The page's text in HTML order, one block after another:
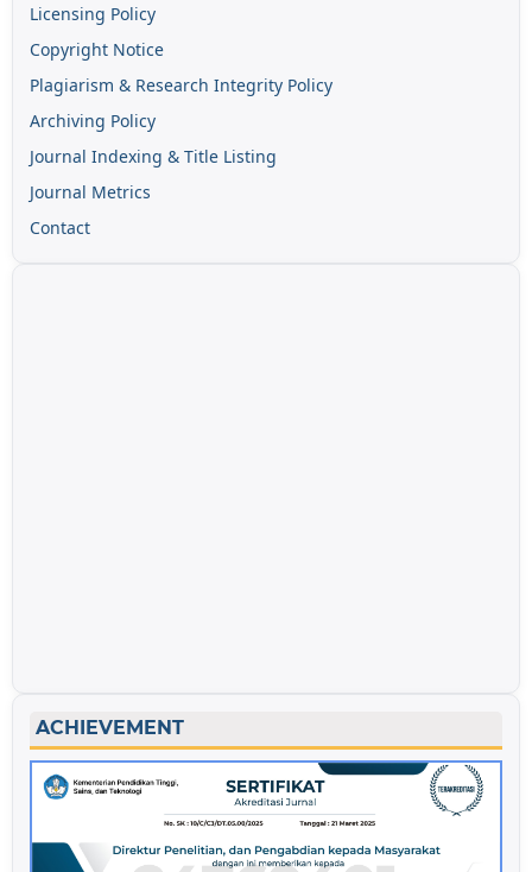
Licensing Policy
Copyright Notice
Plagiarism & Research Integrity Policy
Archiving Policy
Journal Indexing & Title Listing
Journal Metrics
Contact
ACHIEVEMENT